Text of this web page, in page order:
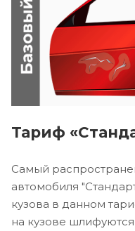
Тариф
Самый
автомобиля
кузова в данном
на кузове